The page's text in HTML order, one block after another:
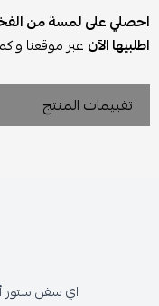
احصلي على لمسة من
اطلبيها الآن عبر موقعنا
تقييمات المنتج
اي سفن ستور